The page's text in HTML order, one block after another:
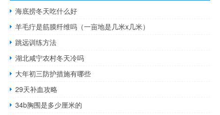
海底捞冬天吃什么好
羊毛疔是筋膜纤维吗（一亩地是几米x几米）
跳远训练方法
湖北咸宁农村冬天冷吗
大年初三防护措施有哪些
29天补血攻略
34b胸围是多少厘米的